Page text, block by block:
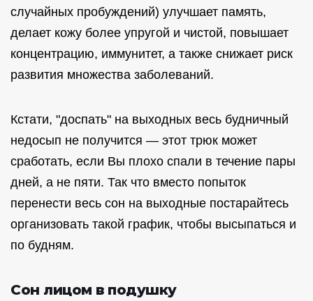
случайных пробуждений) улучшает память,
делает кожу более упругой и чистой, повышает
концентрацию, иммунитет, а также снижает риск
развития множества заболеваний.
Кстати, "доспать" на выходных весь будничный
недосып не получится — этот трюк может
сработать, если Вы плохо спали в течение пары
дней, а не пяти. Так что вместо попыток
перенести весь сон на выходные постарайтесь
организовать такой график, чтобы высыпаться и
по будням.
Сон лицом в подушку